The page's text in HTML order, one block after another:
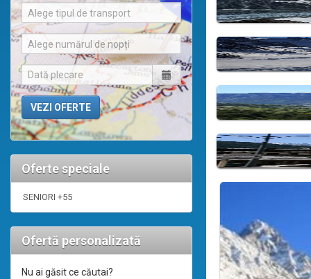
Alege tipul de transport
Alege numărul de nopți
Oferte speciale
SENIORI +55
Ofertă personalizată
Nu ai găsit ce căutai?